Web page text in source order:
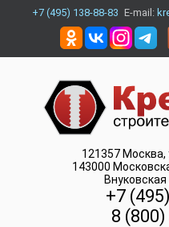
+7 (495) 138-88-83 E-mail:
121357 Москва,
143000
+7
8